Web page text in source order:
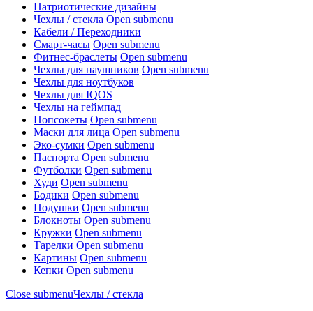
Патриотические дизайны
Чехлы / стекла Open submenu
Кабели / Переходники
Смарт-часы Open submenu
Фитнес-браслеты Open submenu
Чехлы для наушников Open submenu
Чехлы для ноутбуков
Чехлы для IQOS
Чехлы на геймпад
Попсокеты Open submenu
Маски для лица Open submenu
Эко-сумки Open submenu
Паспорта Open submenu
Футболки Open submenu
Худи Open submenu
Бодики Open submenu
Подушки Open submenu
Блокноты Open submenu
Кружки Open submenu
Тарелки Open submenu
Картины Open submenu
Кепки Open submenu
Close submenuЧехлы / стекла